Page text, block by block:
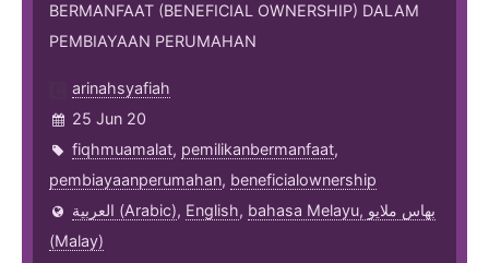
BERMANFAAT (BENEFICIAL OWNERSHIP) DALAM
PEMBIAYAAN PERUMAHAN
arinahsyafiah
25 Jun 20
fiqhmuamalat, pemilikanbermanfaat,
pembiayaanperumahan, beneficialownership
العربية (Arabic), English, bahasa Melayu, بهاس ملايو‎
(Malay)